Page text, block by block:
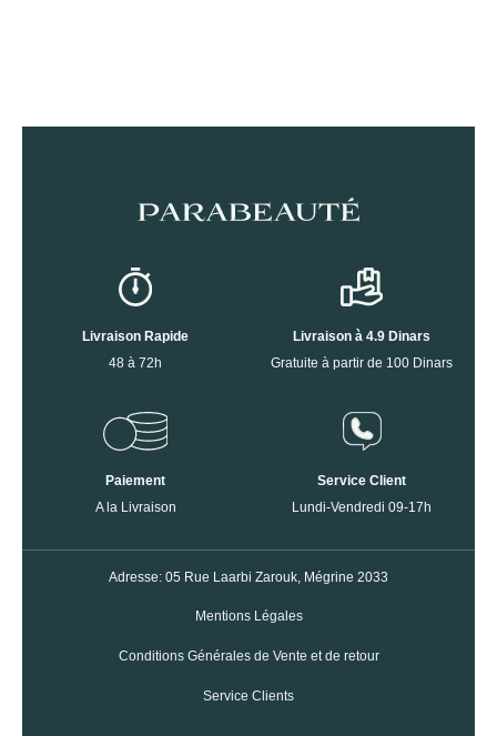
Livraison Rapide
48 à 72h
Livraison à 4.9 Dinars
Gratuite à partir de 100 Dinars
Paiement
A la Livraison
Service Client
Lundi-Vendredi 09-17h
Adresse: 05 Rue Laarbi Zarouk, Mégrine 2033
Mentions Légales
Conditions Générales de Vente et de retour
Service Clients